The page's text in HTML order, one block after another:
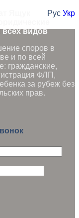
Рус Укр
всех видов
споров в
и по всей
гражданские,
ФЛП,
за рубеж без
прав.